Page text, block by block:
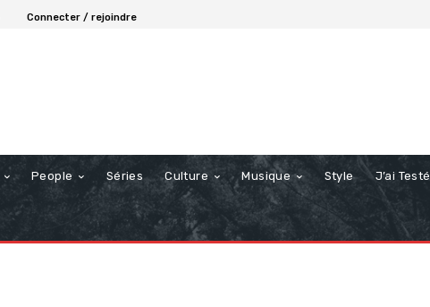
Connecter / rejoindre
People Séries Culture Musique Style J’ai Testé